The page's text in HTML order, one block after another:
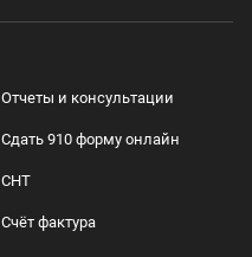
Отчеты и консультации
Сдать 910 форму онлайн
СНТ
Счёт фактура